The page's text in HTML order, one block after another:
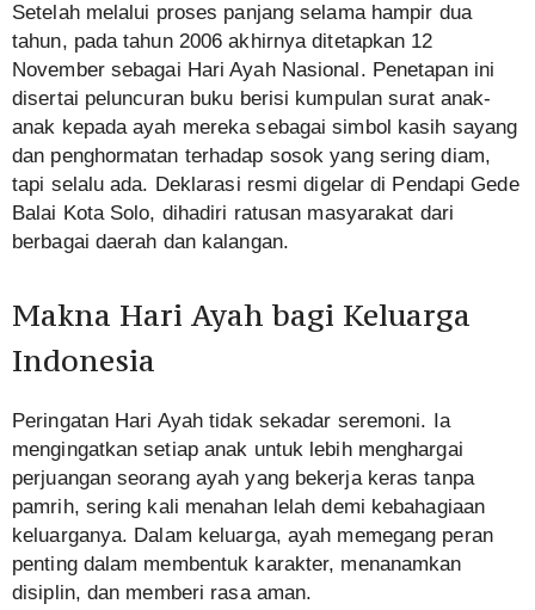
Setelah melalui proses panjang selama hampir dua
tahun, pada tahun 2006 akhirnya ditetapkan 12
November sebagai Hari Ayah Nasional. Penetapan ini
disertai peluncuran buku berisi kumpulan surat anak-
anak kepada ayah mereka sebagai simbol kasih sayang
dan penghormatan terhadap sosok yang sering diam,
tapi selalu ada. Deklarasi resmi digelar di Pendapi Gede
Balai Kota Solo, dihadiri ratusan masyarakat dari
berbagai daerah dan kalangan.
Makna Hari Ayah bagi Keluarga
Indonesia
Peringatan Hari Ayah tidak sekadar seremoni. Ia
mengingatkan setiap anak untuk lebih menghargai
perjuangan seorang ayah yang bekerja keras tanpa
pamrih, sering kali menahan lelah demi kebahagiaan
keluarganya. Dalam keluarga, ayah memegang peran
penting dalam membentuk karakter, menanamkan
disiplin, dan memberi rasa aman.